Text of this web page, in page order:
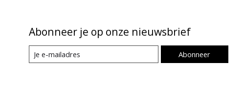
Abonneer je op onze nieuwsbrief
Abonneer